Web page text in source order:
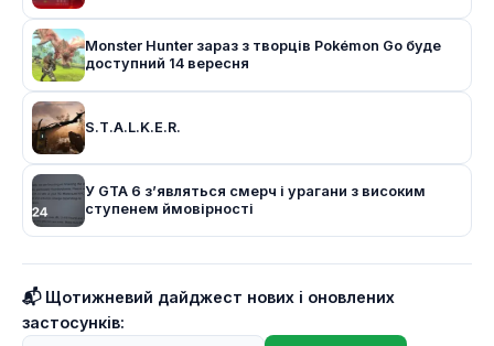
Monster Hunter зараз з творців Pokémon Go буде
доступний 14 вересня
S.T.A.L.K.E.R.
У GTA 6 з’являться смерч і урагани з високим
ступенем ймовірності
📬 Щотижневий дайджест нових і оновлених
застосунків: